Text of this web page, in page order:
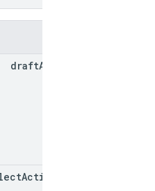
draftAccess
Actions[]